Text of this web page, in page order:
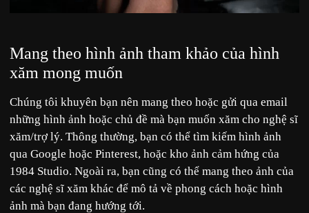
Mang theo hình ảnh tham khảo của hình
xăm mong muốn
Chúng tôi khuyên bạn nên mang theo hoặc gửi qua email
những hình ảnh hoặc chủ đề mà bạn muốn xăm cho nghệ sĩ
xăm/trợ lý. Thông thường, bạn có thể tìm kiếm hình ảnh
qua Google hoặc Pinterest, hoặc kho ảnh cảm hứng của
1984 Studio. Ngoài ra, bạn cũng có thể mang theo ảnh của
các nghệ sĩ xăm khác để mô tả về phong cách hoặc hình
ảnh mà bạn đang hướng tới.